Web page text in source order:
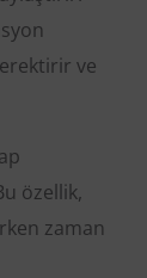
ve
özellik,
zaman